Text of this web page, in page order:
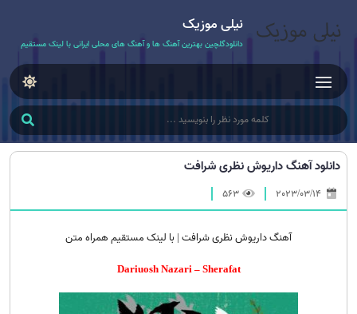
نیلی موزیک
دانلودگلچین بهترین آهنگ ها و آهنگ های محلی ایرانی با لینک مستقیم
دانلود آهنگ داریوش نظری شرافت
563
آهنگ داریوش نظری شرافت | با لینک مستقیم همراه متن
Dariuosh Nazari – Sherafat